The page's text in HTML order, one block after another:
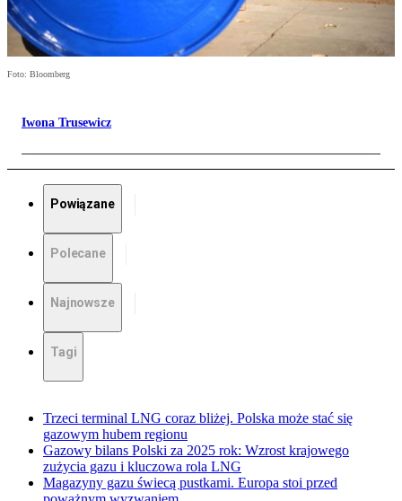
Foto: Bloomberg
Iwona Trusewicz
Powiązane
Polecane
Najnowsze
Tagi
Trzeci terminal LNG coraz bliżej. Polska może stać się
gazowym hubem regionu
Gazowy bilans Polski za 2025 rok: Wzrost krajowego
zużycia gazu i kluczowa rola LNG
Magazyny gazu świecą pustkami. Europa stoi przed